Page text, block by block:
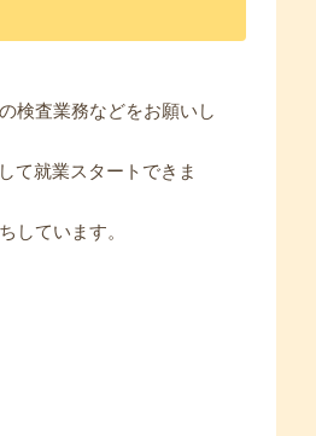
検査業務などをお願いし
て就業スタートできま
しています。